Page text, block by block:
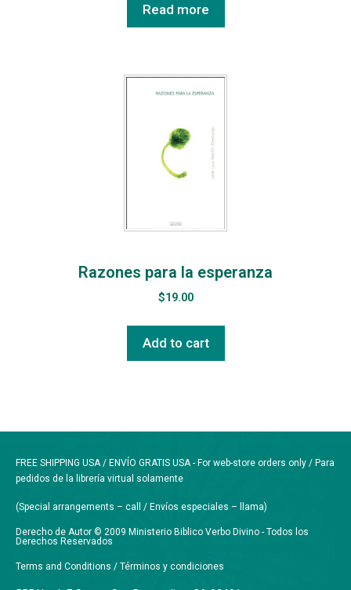
Read more
Razones para la esperanza
$19.00
Add to cart
FREE SHIPPING USA / ENVÍO GRATIS USA - For web-store orders only / Para
pedidos de la librería virtual solamente
(Special arrangements – call / Envíos especiales – llama)
Derecho de Autor © 2009 Ministerio Biblico Verbo Divino - Todos los
Derechos Reservados
Terms and Conditions / Términos y condiciones